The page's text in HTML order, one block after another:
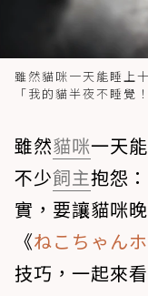
雖然貓咪一天能睡上
「我的貓半夜不睡
雖然貓咪一天
不少飼主抱怨
實，要讓貓咪
《ねこちゃん
技巧，一起來